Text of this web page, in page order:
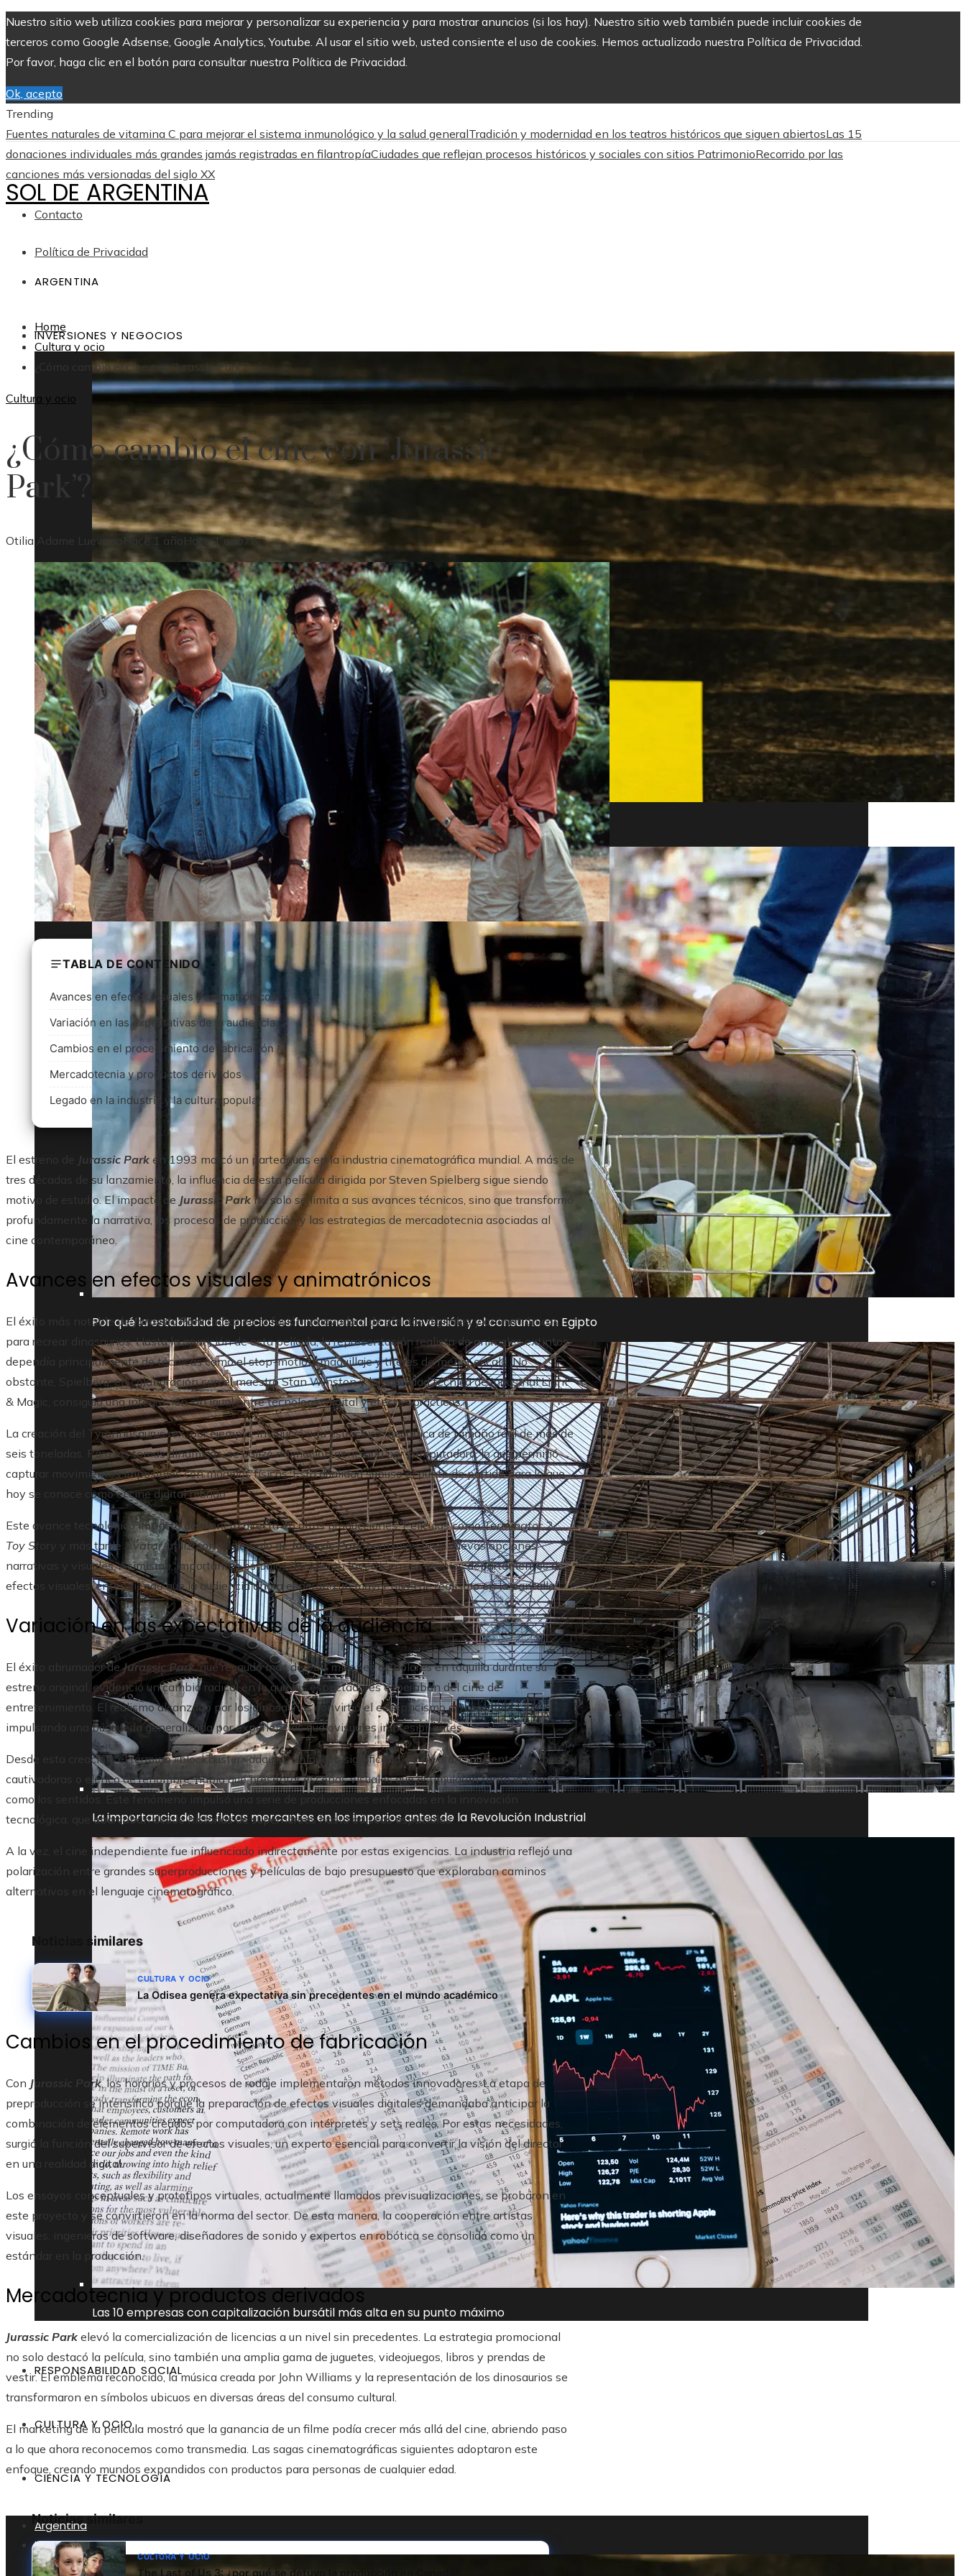
Nuestro sitio web utiliza cookies para mejorar y personalizar su experiencia y para mostrar anuncios (si los hay). Nuestro sitio web también puede incluir cookies de
terceros como Google Adsense, Google Analytics, Youtube. Al usar el sitio web, usted consiente el uso de cookies. Hemos actualizado nuestra Política de Privacidad.
Por favor, haga clic en el botón para consultar nuestra Política de Privacidad.
Ok, acepto
Trending
Fuentes naturales de vitamina C para mejorar el sistema inmunológico y la salud generalTradición y modernidad en los teatros históricos que siguen abiertosLas 15
donaciones individuales más grandes jamás registradas en filantropíaCiudades que reflejan procesos históricos y sociales con sitios PatrimonioRecorrido por las
canciones más versionadas del siglo XX
Contacto
Política de Privacidad
SOL DE ARGENTINA
ARGENTINA
INVERSIONES Y NEGOCIOS
La evolución de la regulación bancaria después de la quiebra masiva de bancos
Por qué la estabilidad de precios es fundamental para la inversión y el consumo en Egipto
La importancia de las flotas mercantes en los imperios antes de la Revolución Industrial
Las 10 empresas con capitalización bursátil más alta en su punto máximo
RESPONSABILIDAD SOCIAL
CULTURA Y OCIO
CIENCIA Y TECNOLOGÍA
Argentina
Inversiones y negocios
Home
Cultura y ocio
¿Cómo cambió el cine con ‘Jurassic Park’?
Cultura y ocio
¿Cómo cambió el cine con ‘Jurassic
Park’?
Otilia Adame Luevano Hace 1 añoHace 1 año76
TABLA DE CONTENIDO
Avances en efectos visuales y animatrónicos
Variación en las expectativas de la audiencia
Cambios en el procedimiento de fabricación
Mercadotecnia y productos derivados
Legado en la industria y la cultura popular
El estreno de Jurassic Park en 1993 marcó un parteaguas en la industria cinematográfica mundial. A más de
tres décadas de su lanzamiento, la influencia de esta película dirigida por Steven Spielberg sigue siendo
motivo de estudio. El impacto de Jurassic Parkno solo se limita a sus avances técnicos, sino que transformó
profundamente la narrativa, los procesos de producción y las estrategias de mercadotecnia asociadas al
cine contemporáneo.
Avances en efectos visuales y animatrónicos
El éxito más notable deJurassic Parkradica en la fusión innovadora de efectos digitales y animatrónicos
para recrear dinosaurios. Hasta la aparición de esta película, la representación realista de animales extintos
dependía principalmente de técnicas como el stop-motion, maquillaje y títeres de menor escala. No
obstante, Spielberg, en colaboración con el maestro Stan Winston y la habilidad técnica de Industrial Light
& Magic, consiguió una integración sin igual entre tecnología digital y efectos prácticos.
La creación del Tyrannosaurus rex, por ejemplo, involucró una estructura mecánica de tamaño real de más de
seis toneladas. Para las tomas dinámicas, se utilizó animación generada por computadora, lo que permitió
capturar movimientos imposibles con modelos físicos. Esta dualidad supuso el punto de partida para lo que
hoy se conoce como el cine digital híbrido.
Este avance tecnológico impactó de manera directa en otras producciones. Películas comoTerminator 2,
Toy Story
y más tarde Avatar, utilizaron el ejemplo deJurassic Parkpara investigar nuevas opciones
narrativas y visuales. Asimismo, importantes estudios decidieron invertir en sus propios departamentos de
efectos visuales, entendiendo que la audiencia ahora esperaba un mayor nivel de realismo en la pantalla.
Variación en las expectativas de la audiencia
El éxito abrumador deJurassic Park, que recaudó más de 900 millones de dólares en taquilla durante su
estreno original, evidenció un cambio radical en lo que los espectadores esperaban del cine de
entretenimiento. El realismo alcanzado por los dinosaurios convirtió el escepticismo en asombro,
impulsando una búsqueda generalizada por experiencias audiovisuales impresionantes.
Desde esta creación, el término «blockbuster» adquirió un nuevo significado: ya no eran suficientes tramas
cautivadoras o elenco de renombre, había que presentar escenas visuales que estimularan tanto la mente
como los sentidos. Este fenómeno impulsó una serie de producciones enfocadas en la innovación
tecnológica, que abarcaban desde historias de superhéroes hasta odiseas espaciales.
A la vez, el cine independiente fue influenciado indirectamente por estas exigencias. La industria reflejó una
polarización entre grandes superproducciones y películas de bajo presupuesto que exploraban caminos
alternativos en el lenguaje cinematográfico.
Noticias similares
CULTURA Y OCIO
La Odisea genera expectativa sin precedentes en el mundo académico
Cambios en el procedimiento de fabricación
Con Jurassic Park, los horarios y procesos de rodaje implementaron métodos innovadores. La etapa de
preproducción se intensificó porque la preparación de efectos visuales digitales demandaba anticipar la
combinación de elementos creados por computadora con intérpretes y sets reales. Por estas necesidades,
surgió la función del supervisor de efectos visuales, un experto esencial para convertir la visión del director
en una realidad digital.
Los ensayos conceptuales y prototipos virtuales, actualmente llamados previsualizaciones, se probaron en
este proyecto y se convirtieron en la norma del sector. De esta manera, la cooperación entre artistas
visuales, ingenieros de software, diseñadores de sonido y expertos en robótica se consolidó como un
estándar en la producción.
Mercadotecnia y productos derivados
Jurassic Park elevó la comercialización de licencias a un nivel sin precedentes. La estrategia promocional
no solo destacó la película, sino también una amplia gama de juguetes, videojuegos, libros y prendas de
vestir. El emblema reconocido, la música creada por John Williams y la representación de los dinosaurios se
transformaron en símbolos ubicuos en diversas áreas del consumo cultural.
El marketing de la película mostró que la ganancia de un filme podía crecer más allá del cine, abriendo paso
a lo que ahora reconocemos como transmedia. Las sagas cinematográficas siguientes adoptaron este
enfoque, creando mundos expandidos con productos para personas de cualquier edad.
Noticias similares
CULTURA Y OCIO
The Last of Us 3: ¿por qué se detuvo la producción en Canadá?